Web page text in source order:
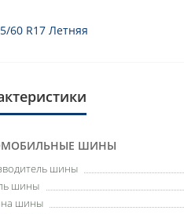
60 R17 Летняя
ШИНЫ
шины
шины
шины